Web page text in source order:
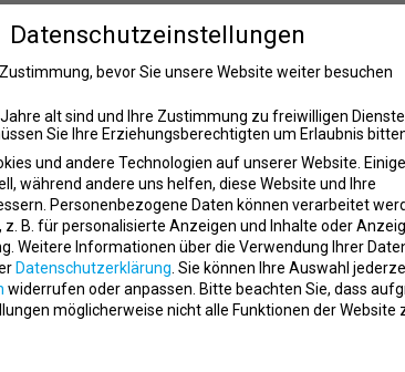
auch perfekt zu deiner Leidenschaft für Sport und
dich gezielt auf eine Karriere im Fitness-, Gesundheits-
dich echte Herausforderungen, Eigenverantwortung
Datenschutzeinstellungen
bevor Sie unsere Website weiter besuchen
alt sind und Ihre Zustimmung zu freiwilligen
Sie Ihre Erziehungsberechtigten um Erlaubnis
und andere Technologien auf unserer Website.
während andere uns helfen, diese Website und Ihre
Personenbezogene Daten können verarbeitet
z. B. für personalisierte Anzeigen und Inhalte oder
Weitere Informationen über die Verwendung Ihrer
Datenschutzerklärung Sie können Ihre Auswahl
widerrufen oder anpassen. Bitte beachten Sie, dass
möglicherweise nicht alle Funktionen der Website